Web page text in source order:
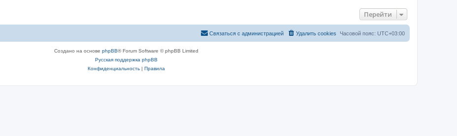
Перейти
Часовой пояс: UTC+03:00
Удалить cookies
Связаться с администрацией
Создано на основе phpBB® Forum Software © phpBB Limited
Русская поддержка phpBB
Конфиденциальность| Правила